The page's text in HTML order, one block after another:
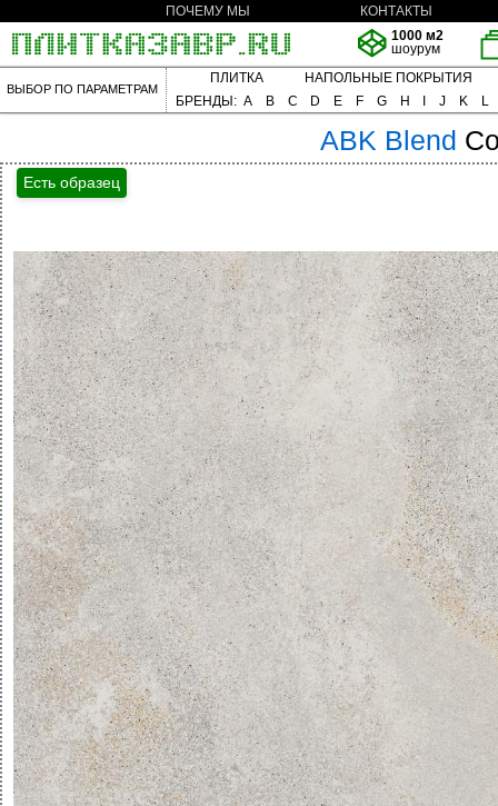
ПОЧЕМУ МЫ
КОНТАКТЫ
1000 м2
шоурум
ВЫБОР ПО ПАРАМЕТРАМ
ПЛИТКА
НАПОЛЬНЫЕ ПОКРЫТИЯ
БРЕНДЫ: A B C D E F G H J K L
ABK Blend
Есть образец